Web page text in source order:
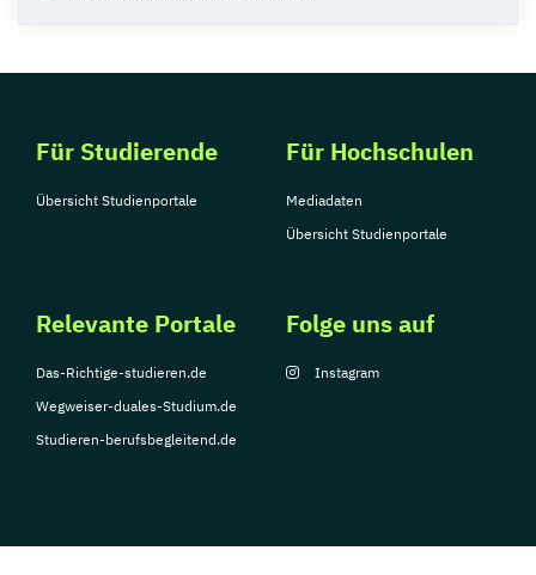
Für Studierende
Übersicht Studienportale
Für Hochschulen
Mediadaten
Übersicht Studienportale
Relevante Portale
Das-Richtige-studieren.de
Wegweiser-duales-Studium.de
Studieren-berufsbegleitend.de
Folge uns auf
Instagram